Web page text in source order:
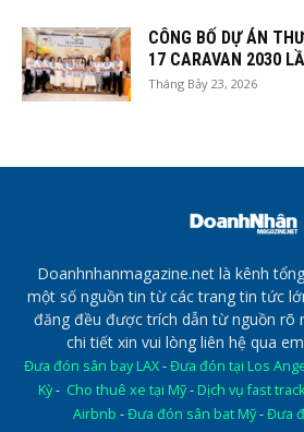
CÔNG BỐ DỰ ÁN
17 CARAVAN 2030
Tháng Bảy 23, 2026
Doanhnhanmagazine.net là kênh
một số nguồn tin từ các trang tin tức
đăng đều được trích dẫn từ nguồn rõ
chi tiết xin vui lòng liên hệ qua
Đưa đón sân bay LAX-Đưa đón tại Los
Kỳ- Cho thuê xe tại Mỹ- Dịch vụ fast
Airbnb -Đưa đón sân bat Mỹ-Đưa